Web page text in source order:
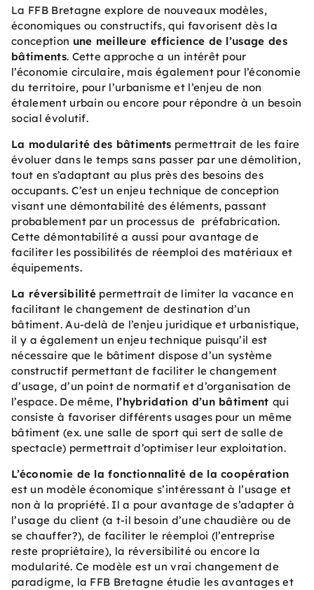
La FFB Bretagne explore de nouveaux modèles,
économiques ou constructifs, qui favorisent dès la
conception une meilleure efficience de l’usage des
bâtiments. Cette approche a un intérêt pour
l’économie circulaire, mais également pour l’économie
du territoire, pour l’urbanisme et l’enjeu de non
étalement urbain ou encore pour répondre à un besoin
social évolutif.
La modularité des bâtiments permettrait de les faire
évoluer dans le temps sans passer par une démolition,
tout en s’adaptant au plus près des besoins des
occupants. C’est un enjeu technique de conception
visant une démontabilité des éléments, passant
probablement par un processus de préfabrication.
Cette démontabilité a aussi pour avantage de
faciliter les possibilités de réemploi des matériaux et
équipements.
La réversibilité permettrait de limiter la vacance en
facilitant le changement de destination d’un
bâtiment. Au-delà de l’enjeu juridique et urbanistique,
il y a également un enjeu technique puisqu’il est
nécessaire que le bâtiment dispose d’un système
constructif permettant de faciliter le changement
d’usage, d’un point de normatif et d’organisation de
l’espace. De même, l’hybridation d’un bâtimentqui
consiste à favoriser différents usages pour un même
bâtiment (ex. une salle de sport qui sert de salle de
spectacle) permettrait d’optimiser leur exploitation.
L’économie de la fonctionnalité de la coopération
est un modèle économique s’intéressant à l’usage et
non à la propriété. Il a pour avantage de s’adapter à
l’usage du client (a t-il besoin d’une chaudière ou de
se chauffer?), de faciliter le réemploi (l’entreprise
reste propriétaire), la réversibilité ou encore la
modularité. Ce modèle est un vrai changement de
paradigme, la FFB Bretagne étudie les avantages et